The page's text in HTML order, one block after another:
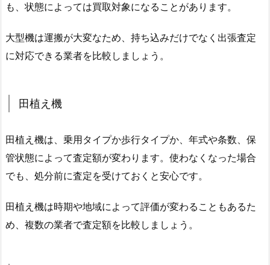
も、状態によっては買取対象になることがあります。
大型機は運搬が大変なため、持ち込みだけでなく出張査定
に対応できる業者を比較しましょう。
田植え機
田植え機は、乗用タイプか歩行タイプか、年式や条数、保
管状態によって査定額が変わります。使わなくなった場合
でも、処分前に査定を受けておくと安心です。
田植え機は時期や地域によって評価が変わることもあるた
め、複数の業者で査定額を比較しましょう。